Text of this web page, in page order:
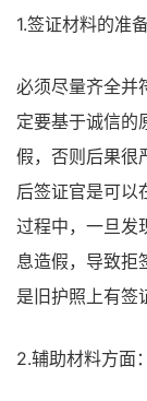
1.签证材料的准备
必须尽量齐全并
定要基于诚信的
假，否则后果很
后签证官是可以
过程中，一旦发
息造假，导致拒
是旧护照上有签
2.辅助材料方面：